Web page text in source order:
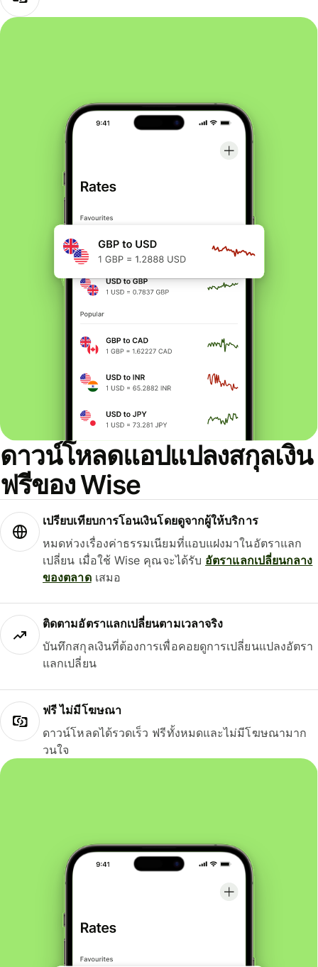
ดาวน์โหลดแอปแปลงสกุลเงิน
ฟรีของ Wise
เปรียบเทียบการโอนเงินโดยดูจากผู้ให้บริการ
หมดห่วงเรื่องค่าธรรมเนียมที่แอบแฝงมาในอัตราแลก
เปลี่ยน เมื่อใช้ Wise คุณจะได้รับ อัตราแลกเปลี่ยนกลาง
ของตลาดเสมอ
ติดตามอัตราแลกเปลี่ยนตามเวลาจริง
บันทึกสกุลเงินที่ต้องการเพื่อคอยดูการเปลี่ยนแปลงอัตรา
แลกเปลี่ยน
ฟรี ไม่มีโฆษณา
ดาวน์โหลดได้รวดเร็ว ฟรีทั้งหมดและไม่มีโฆษณามาก
วนใจ